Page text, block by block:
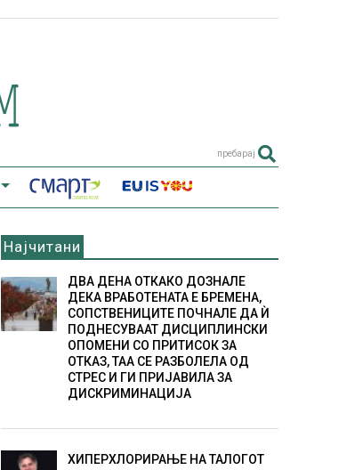
пребарај
Најчитани
ДВА ДЕНА ОТКАКО ДОЗНАЛЕ
ДЕКА ВРАБОТЕНАТА Е БРЕМЕНА,
СОПСТВЕНИЦИТЕ ПОЧНАЛЕ ДА Ѝ
ПОДНЕСУВААТ ДИСЦИПЛИНСКИ
ОПОМЕНИ СО ПРИТИСОК ЗА
ОТКАЗ, ТАА СЕ РАЗБОЛЕЛА ОД
СТРЕС И ГИ ПРИЈАВИЛА ЗА
ДИСКРИМИНАЦИЈА
ХИПЕРХЛОРИРАЊЕ НА ТАЛОГОТ